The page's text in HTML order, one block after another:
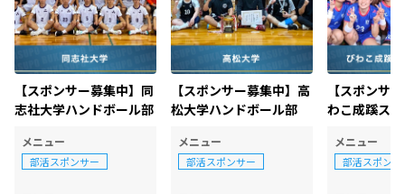
【スポンサー募集中】同
志社大学ハンドボール部
メニュー
部活スポンサー
【スポンサー募集中】高
松大学ハンドボール部
メニュー
部活スポンサー
【スポンサ
わこ成蹊ス
メニュー
部活スポンサ